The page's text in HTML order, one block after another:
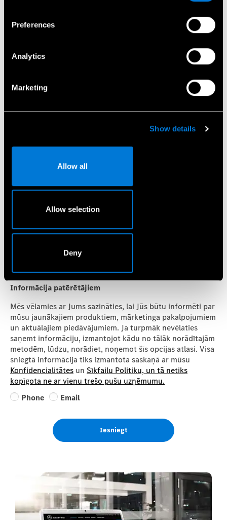
settings displayed in this banner. You can withdraw or
the bottom of our website.
Preferences
Analytics
Marketing
Show details
Allow all
Allow selection
Deny
Kontakttālrunis
Informācija patērētājiem
Mēs vēlamies ar Jums sazināties, lai Jūs būtu informēti par
mūsu jaunākajiem produktiem, mārketinga pakalpojumiem
un aktuālajiem piedāvājumiem. Ja turpmāk nevēlaties
saņemt informāciju, izmantojot kādu no tālāk norādītajām
metodēm, lūdzu, norādiet, noņemot šīs opcijas atlasi. Visa
sniegtā informācija tiks izmantota saskaņā ar mūsu
Konfidencialitātes un Sīkfailu Politiku, un tā netiks
kopīgota ne ar vienu trešo pušu uzņēmumu.
Phone
Email
Iesniegt